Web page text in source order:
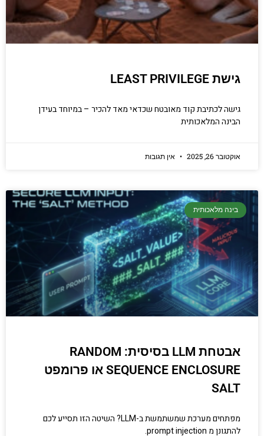
גישת LEAST PRIVILEGE
גישה לכתיבת קוד מאובטח שכדאי מאד להכיר – במיוחד בעידן
הבינה המלאכותית
אוקטובר 26, 2025 אין תגובות
בינה מלאכותית
אבטחת LLM בסיסית: RANDOM
SEQUENCE ENCLOSURE או פרומפט
SALT
מפתחים מערכת שמשתמשת ב-LLM? השיטה הזו תסייע לכם
להתגונן מ prompt injection.